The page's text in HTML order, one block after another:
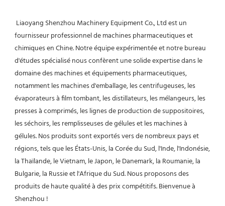
fournisseur professionnel de machines pharmaceutiques et
chimiques en Chine. Notre équipe expérimentée et notre bureau
d'études spécialisé nous confèrent une solide expertise dans le
domaine des machines et équipements pharmaceutiques,
notamment les machines d'emballage, les centrifugeuses, les
évaporateurs à film tombant, les distillateurs, les mélangeurs, les
presses à comprimés, les lignes de production de suppositoires,
les séchoirs, les remplisseuses de gélules et les machines à
gélules. Nos produits sont exportés vers de nombreux pays et
régions, tels que les États-Unis, la Corée du Sud, l'Inde, l'Indonésie,
la Thaïlande, le Vietnam, le Japon, le Danemark, la Roumanie, la
Bulgarie, la Russie et l'Afrique du Sud. Nous proposons des
produits de haute qualité à des prix compétitifs. Bienvenue à
Shenzhou !